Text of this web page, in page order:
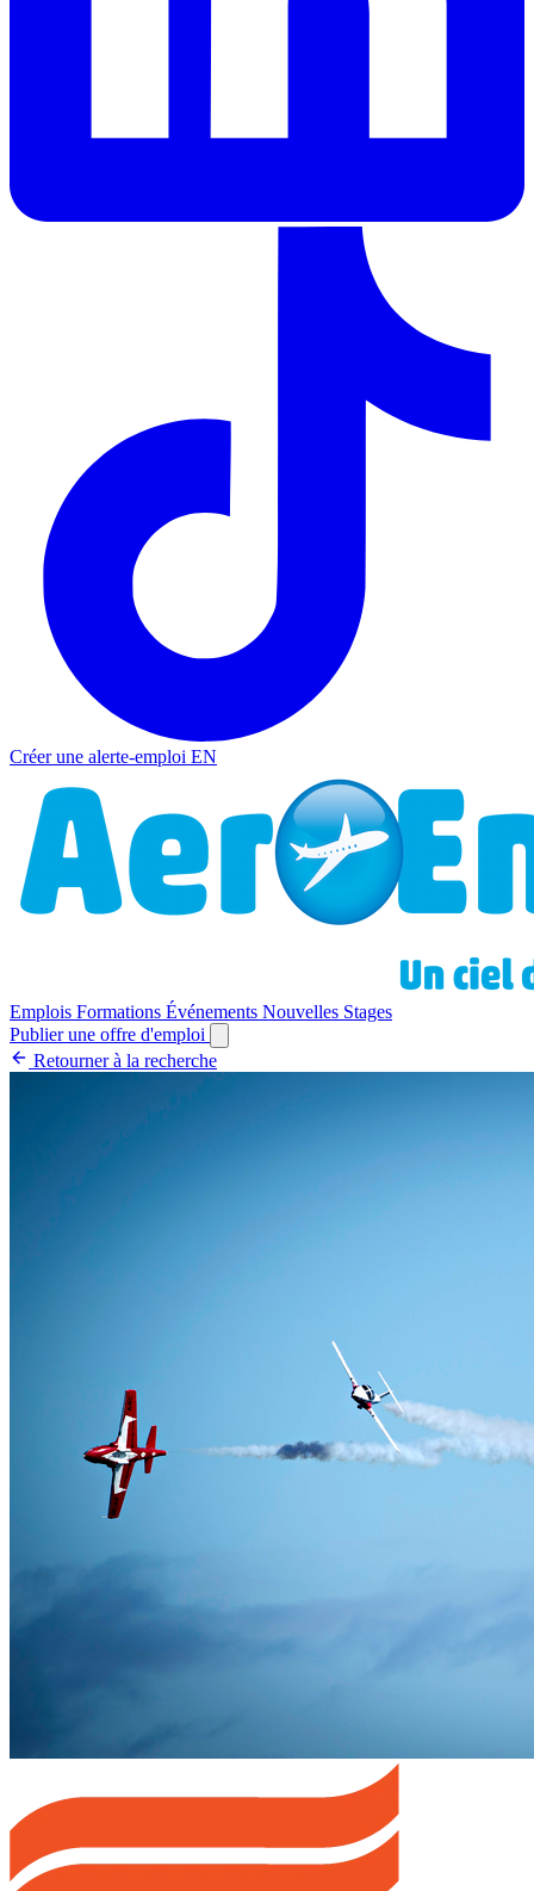
Créer une alerte-emploi EN
Emplois Formations Événements Nouvelles Stages
Publier une offre d'emploi
Retourner à la recherche